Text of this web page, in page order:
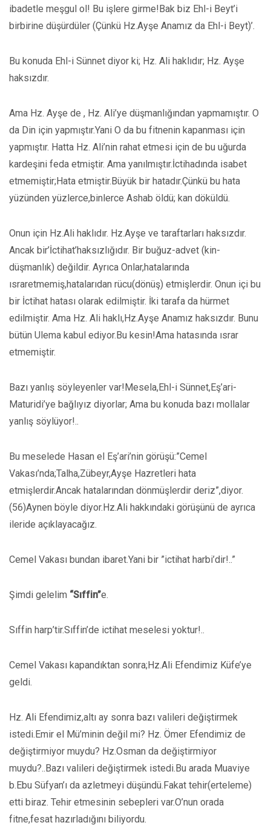
ibadetle meşgul ol! Bu işlere girme!Bak biz Ehl-i Beyt’i
birbirine düşürdüler (Çünkü Hz.Ayşe Anamız da Ehl-i Beyt)’.
Bu konuda Ehl-i Sünnet diyor ki; Hz. Ali haklıdır; Hz. Ayşe
haksızdır.
Ama Hz. Ayşe de , Hz. Ali’ye düşmanlığından yapmamıştır. O
da Din için yapmıştır.Yani O da bu fitnenin kapanması için
yapmıştır. Hatta Hz. Ali’nin rahat etmesi için de bu uğurda
kardeşini feda etmiştir. Ama yanılmıştır.İctihadında isabet
etmemiştir;Hata etmiştir.Büyük bir hatadır.Çünkü bu hata
yüzünden yüzlerce,binlerce Ashab öldü; kan döküldü.
Onun için Hz.Ali haklıdır. Hz.Ayşe ve taraftarları haksızdır.
Ancak bir’İctihat’haksızlığıdır. Bir buğuz-advet (kin-
düşmanlık) değildir. Ayrıca Onlar,hatalarında
ısraretmemiş,hatalarıdan rücu(dönüş) etmişlerdir. Onun içi bu
bir İctihat hatası olarak edilmiştir. İki tarafa da hürmet
edilmiştir. Ama Hz. Ali haklı,Hz.Ayşe Anamız haksızdır. Bunu
bütün Ulema kabul ediyor.Bu kesin!Ama hatasında ısrar
etmemiştir.
Bazı yanlış söyleyenler var!Mesela,Ehl-i Sünnet,Eş’ari-
Maturidi’ye bağlıyız diyorlar; Ama bu konuda bazı mollalar
yanlış söylüyor!..
Bu meselede Hasan el Eş’ari’nin görüşü:”Cemel
Vakası’nda;Talha,Zübeyr,Ayşe Hazretleri hata
etmişlerdir.Ancak hatalarından dönmüşlerdir deriz”,diyor.
(56)Aynen böyle diyor.Hz.Ali hakkındaki görüşünü de ayrıca
ileride açıklayacağız.
Cemel Vakası bundan ibaret.Yani bir ”ictihat harbi’dir!..”
Şimdi gelelim “Sıffin”e.
Sıffin harp’tir.Sıffin’de ictihat meselesi yoktur!..
Cemel Vakası kapandıktan sonra;Hz.Ali Efendimiz Küfe’ye
geldi.
Hz. Ali Efendimiz,altı ay sonra bazı valileri değiştirmek
istedi.Emir el Mü’minin değil mi? Hz. Ömer Efendimiz de
değiştirmiyor muydu? Hz.Osman da değiştirmiyor
muydu?..Bazı valileri değiştirmek istedi.Bu arada Muaviye
b.Ebu Süfyan’ı da azletmeyi düşündü.Fakat tehir(erteleme)
etti biraz. Tehir etmesinin sebepleri var.O’nun orada
fitne,fesat hazırladığını biliyordu.